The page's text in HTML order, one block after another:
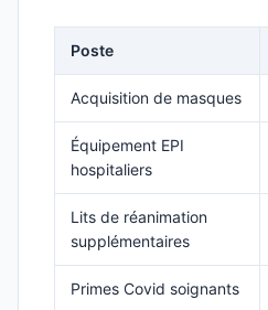
Poste
Acquisition de masques
Équipement EPI
hospitaliers
Lits de réanimation
supplémentaires
Primes Covid soignants